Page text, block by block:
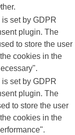
set by GDPR
plugin. The
to store the user
cookies in the
set by GDPR
plugin. The
to store the user
cookies in the